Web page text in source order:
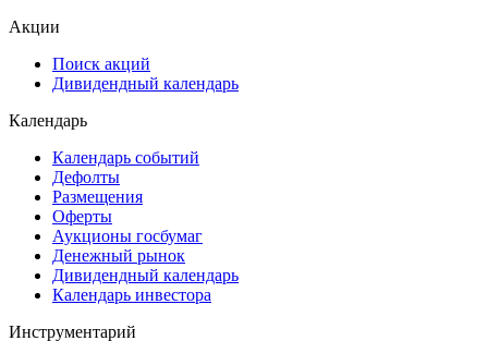
Акции
Поиск акций
Дивидендный календарь
Календарь
Календарь событий
Дефолты
Размещения
Оферты
Аукционы госбумаг
Денежный рынок
Дивидендный календарь
Календарь инвестора
Инструментарий